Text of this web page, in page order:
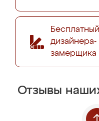
дизайнера-
замерщика
Отзывы